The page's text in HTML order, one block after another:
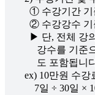
① 수강기간
② 수강강수
▶ 단, 전체
강수를 기
도 포함됩니
ex) 10만원 수
7일 ÷ 30일